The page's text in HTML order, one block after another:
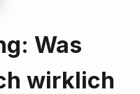
Was
wirklich